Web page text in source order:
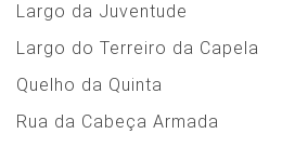
Largo da Juventude
Largo do Terreiro da Capela
Quelho da Quinta
Rua da Cabeça Armada